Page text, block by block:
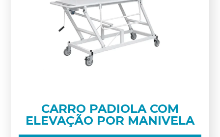
CARRO PADIOLA COM
ELEVAÇÃO POR MANIVELA